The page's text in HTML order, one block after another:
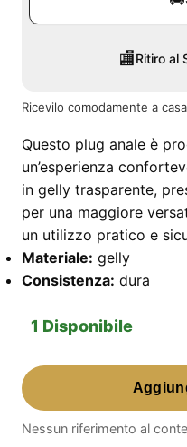
🏬Ritiro al
Ricevilo comodamente a
Questo plug anale è
un’esperienza
in gelly trasparente,
per una maggiore
un utilizzo pratico e
Materiale: gelly
Consistenza: dura
1 Disponibile
Plug
Tentacolo
Con
Ventosa
Nessun riferimento al